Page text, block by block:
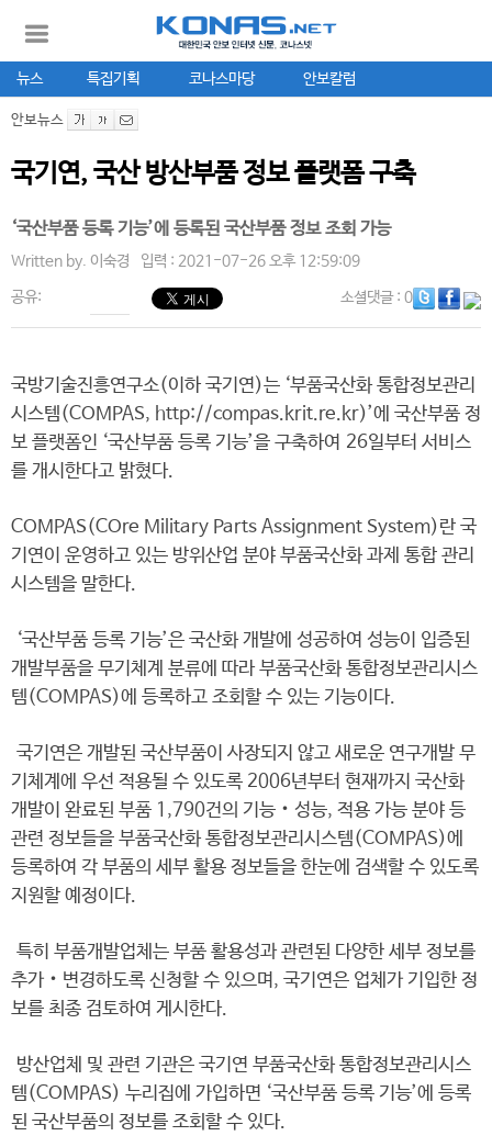
뉴스 특집기획 코나스마당 안보칼럼
안보뉴스
국기연, 국산 방산부품 정보 플랫폼 구축
‘국산부품 등록 기능’에 등록된 국산부품 정보 조회 가능
Written by. 이숙경 입력 : 2021-07-26 오후 12:59:09
공유: 소셜댓글: 0
국방기술진흥연구소(이하 국기연)는 ‘부품국산화 통합정보관리
시스템(COMPAS, http://compas.krit.re.kr)’에 국산부품 정
보 플랫폼인 ‘국산부품 등록 기능’을 구축하여 26일부터 서비스
를 개시한다고 밝혔다.
COMPAS(COre Military Parts Assignment System)란 국
기연이 운영하고 있는 방위산업 분야 부품국산화 과제 통합 관리
시스템을 말한다.
‘국산부품 등록 기능’은 국산화 개발에 성공하여 성능이 입증된
개발부품을 무기체계 분류에 따라 부품국산화 통합정보관리시스
템(COMPAS)에 등록하고 조회할 수 있는 기능이다.
국기연은 개발된 국산부품이 사장되지 않고 새로운 연구개발 무
기체계에 우선 적용될 수 있도록 2006년부터 현재까지 국산화
개발이 완료된 부품 1,790건의 기능‧성능, 적용 가능 분야 등
관련 정보들을 부품국산화 통합정보관리시스템(COMPAS)에
등록하여 각 부품의 세부 활용 정보들을 한눈에 검색할 수 있도록
지원할 예정이다.
특히 부품개발업체는 부품 활용성과 관련된 다양한 세부 정보를
추가‧변경하도록 신청할 수 있으며, 국기연은 업체가 기입한 정
보를 최종 검토하여 게시한다.
방산업체 및 관련 기관은 국기연 부품국산화 통합정보관리시스
템(COMPAS) 누리집에 가입하면 ‘국산부품 등록 기능’에 등록
된 국산부품의 정보를 조회할 수 있다.